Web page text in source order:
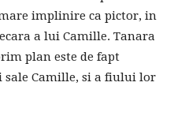
implinire ca pictor, in
a lui Camille. Tanara
plan este de fapt
Camille, si a fiului lor